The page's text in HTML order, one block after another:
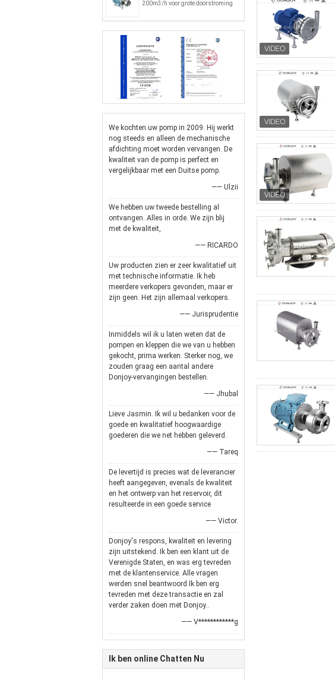
200m3/h voor grote doorstroming
We kochten uw pomp in 2009. Hij werkt
nog steeds en alleen de mechanische
afdichting moet worden vervangen. De
kwaliteit van de pomp is perfect en
vergelijkbaar met een Duitse pomp.
—— Ulzii
We hebben uw tweede bestelling al
ontvangen. Alles in orde. We zijn blij
met de kwaliteit,
—— RICARDO
Uw producten zien er zeer kwalitatief uit
met technische informatie. Ik heb
meerdere verkopers gevonden, maar er
zijn geen. Het zijn allemaal verkopers.
—— Jurisprudentie
Inmiddels wil ik u laten weten dat de
pompen en kleppen die we van u hebben
gekocht, prima werken. Sterker nog, we
zouden graag een aantal andere
Donjoy-vervangingen bestellen.
—— Jhubal
Lieve Jasmin. Ik wil u bedanken voor de
goede en kwalitatief hoogwaardige
goederen die we net hebben geleverd.
—— Tareq
De levertijd is precies wat de leverancier
heeft aangegeven, evenals de kwaliteit
en het ontwerp van het reservoir, dit
resulteerde in een goede service
—— Victor.
Donjoy's respons, kwaliteit en levering
zijn uitstekend. Ik ben een klant uit de
Verenigde Staten, en was erg tevreden
met de klantenservice. Alle vragen
werden snel beantwoord.Ik ben erg
tevreden met deze transactie en zal
verder zaken doen met Donjoy..
—— V************g
Ik ben online Chatten Nu